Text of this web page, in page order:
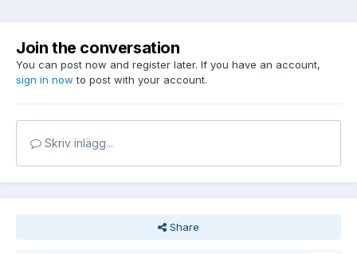
Join the conversation
You can post now and register later. If you have an account,
sign in now to post with your account.
Skriv inlägg...
Share